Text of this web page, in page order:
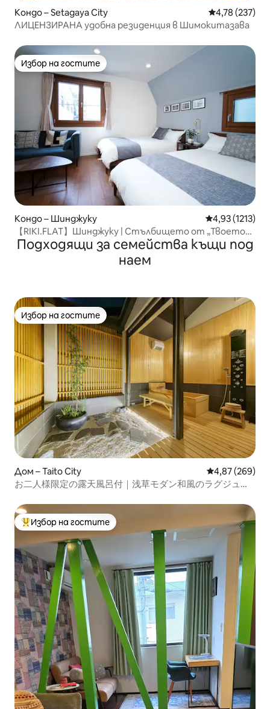
Кондо – Setagaya City Средна
4,78 (237)
ЛИЦЕНЗИРАНА удобна резиденция в Шимокитазава
Избор на гостите
Избор на гостите
Кондо – Шинджуку Средна
4,93 (1213)
【RIKI.FLAT】Шинджуку | Стълбището от „Твоето
име“ в 20...
Подходящи за семейства къщи под
наем
Избор на гостите
Избор на гостите
Дом – Taito City Средна
4,87 (269)
お二人様限定の露天風呂付｜浅草モダン和風のラグジュア
Най-популярен избор на гостите
Избор на гостите